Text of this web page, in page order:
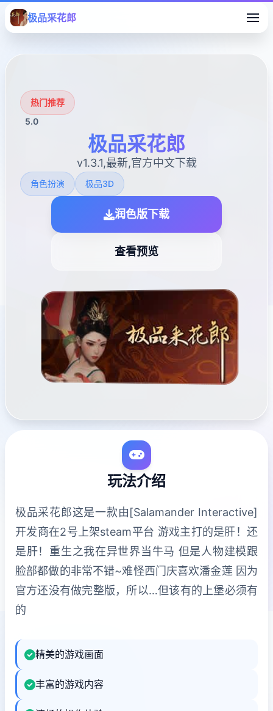
极品采花郎
热门推荐
5.0
极品采花郎
v1.3.1,最新,官方中文下载
角色扮演 极品3D
润色版下载
查看预览
玩法介绍
极品采花郎这是一款由[Salamander Interactive]
开发商在2号上架steam平台 游戏主打的是肝！还
是肝！重生之我在异世界当牛马 但是人物建模跟
脸部都做的非常不错~难怪西门庆喜欢潘金莲 因为
官方还没有做完整版，所以…但该有的上堡必须有
的
精美的游戏画面
丰富的游戏内容